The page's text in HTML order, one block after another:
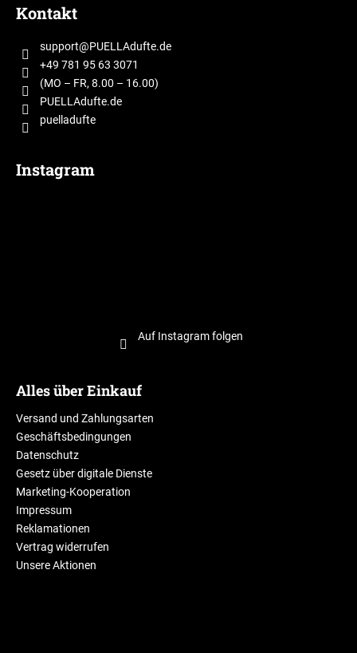
Kontakt
support@PUELLAdufte.de
+49 781 95 63 3071
(MO – FR, 8.00 – 16.00)
PUELLAdufte.de
puelladufte
Instagram
Auf Instagram folgen
Alles über Einkauf
Versand und Zahlungsarten
Geschäftsbedingungen
Datenschutz
Gesetz über digitale Dienste
Marketing-Kooperation
Impressum
Reklamationen
Vertrag widerrufen
Unsere Aktionen